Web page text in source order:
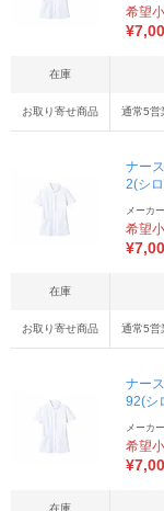
希望
¥
在庫
お取り寄せ商品 通常5営
ナー
2(シ
メーカ
希望
¥
在庫
お取り寄せ商品 通常5営
ナー
92(シ
メーカ
希望
¥
在庫